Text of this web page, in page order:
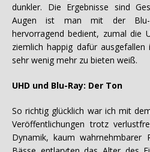
dunkler. Die Ergebnisse sind
Augen ist man mit der Blu-
hervorragend bedient, zumal die
ziemlich happig dafür
sehr wenig mehr zu bieten weiß.
UHD und Blu-Ray: Der Ton
So richtig glücklich war ich mit
Veröffentlichungen trotz
Dynamik, kaum wahrnehmbarer